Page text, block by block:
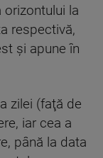
orizontului la
respectivă,
şi apune în
zilei (faţă de
iar cea a
până la data